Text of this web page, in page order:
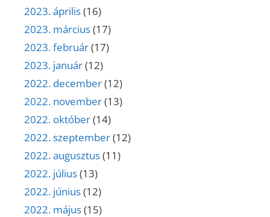
2023. április(16)
2023. március(17)
2023. február(17)
2023. január(12)
2022. december(12)
2022. november(13)
2022. október(14)
2022. szeptember(12)
2022. augusztus(11)
2022. július(13)
2022. június(12)
2022. május(15)